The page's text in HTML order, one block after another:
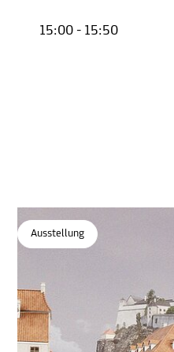
15:00 - 15:50
Ausstellung